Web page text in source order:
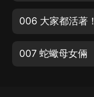
006 大家都活著！
007 蛇蠍母女倆